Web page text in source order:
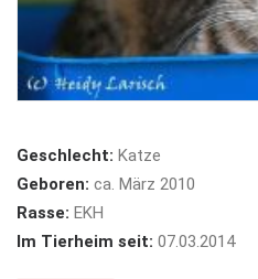
Geschlecht: Katze
Geboren: ca. März 2010
Rasse: EKH
Im Tierheim seit: 07.03.2014